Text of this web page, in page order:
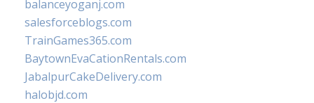
balanceyoganj.com
salesforceblogs.com
TrainGames365.com
BaytownEvaCationRentals.com
JabalpurCakeDelivery.com
halobjd.com